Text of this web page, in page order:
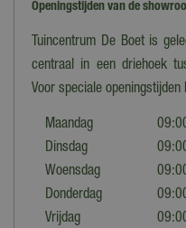
Openingstijden van de
Tuincentrum De Boet is
centraal in een driehoek
Voor speciale openingstijden
Maandag
Dinsdag
Woensdag
Donderdag
Vrijdag